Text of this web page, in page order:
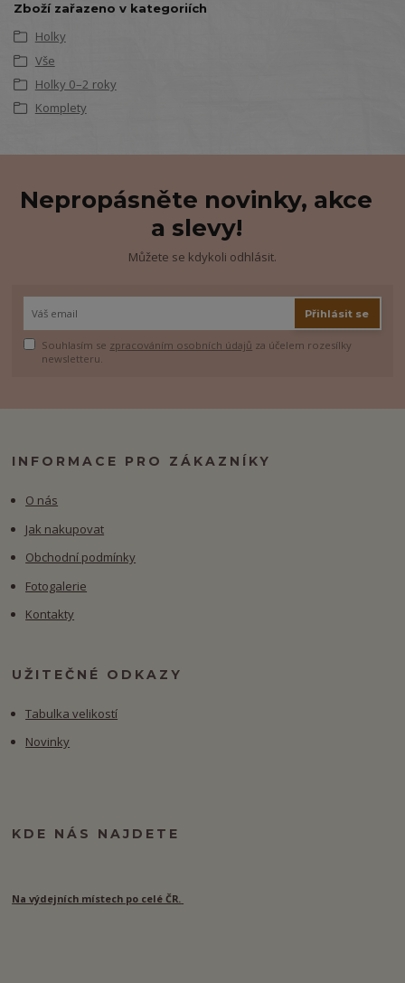
Zboží zařazeno v kategoriích
Holky
Vše
Holky 0–2 roky
Komplety
Nepropásněte novinky, akce
a slevy!
Můžete se kdykoli odhlásit.
Přihlásit se
Souhlasím se zpracováním osobních údajů za účelem rozesílky
newsletteru.
INFORMACE PRO ZÁKAZNÍKY
O nás
Jak nakupovat
Obchodní podmínky
Fotogalerie
Kontakty
UŽITEČNÉ ODKAZY
Tabulka velikostí
Novinky
KDE NÁS NAJDETE
Na výdejních místech po celé ČR.